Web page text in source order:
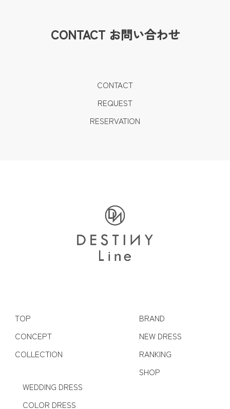
CONTACT お問い合わせ
CONTACT
REQUEST
RESERVATION
TOP
CONCEPT
COLLECTION
WEDDING DRESS
COLOR DRESS
BRAND
NEW DRESS
RANKING
SHOP